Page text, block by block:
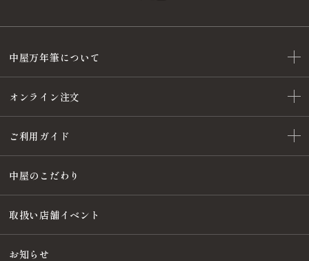
中屋万年筆について
オンライン注文
ご利用ガイド
中屋のこだわり
取扱い店舗イベント
お知らせ